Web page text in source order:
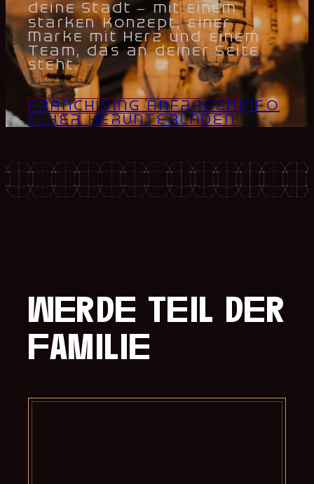
deine Stadt – mit einem
starken Konzept, einer
Marke mit Herz und einem
Team, das an deiner Seite
steht.
FRANCHISING ANFRAGEN
INFO
FLYER HERUNTERLADEN
werde teil der
familie